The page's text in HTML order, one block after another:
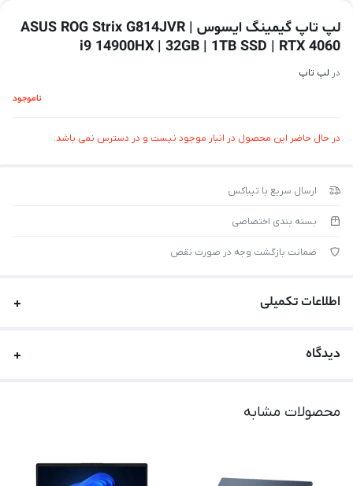
لپ تاپ گیمینگ ایسوس ASUS ROG Strix G814JVR |
i9 14900HX | 32GB | 1TB SSD | RTX 4060
در لپ تاپ
ناموجود
در حال حاضر این محصول در انبار موجود نیست و در دسترس نمی باشد.
ارسال سریع با تیباکس
بسته بندی اختصاصی
ضمانت بازگشت وجه در صورت نقص
اطلاعات تکمیلی
دیدگاه
محصولات مشابه